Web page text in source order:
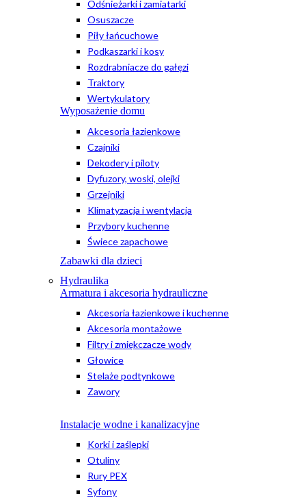
Odśnieżarki i zamiatarki
Osuszacze
Piły łańcuchowe
Podkaszarki i kosy
Rozdrabniacze do gałęzi
Traktory
Wertykulatory
Wyposażenie domu
Akcesoria łazienkowe
Czajniki
Dekodery i piloty
Dyfuzory, woski, olejki
Grzejniki
Klimatyzacja i wentylacja
Przybory kuchenne
Świece zapachowe
Zabawki dla dzieci
Hydraulika
Armatura i akcesoria hydrauliczne
Akcesoria łazienkowe i kuchenne
Akcesoria montażowe
Filtry i zmiękczacze wody
Głowice
Stelaże podtynkowe
Zawory
Instalacje wodne i kanalizacyjne
Korki i zaślepki
Otuliny
Rury PEX
Syfony